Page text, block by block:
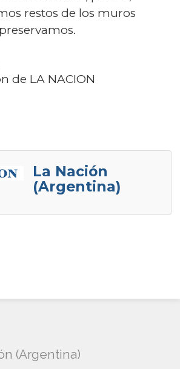
restos de los muros
de LA NACION
La Nación
(Argentina)
(Argentina)